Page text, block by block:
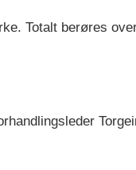
Totalt berøres